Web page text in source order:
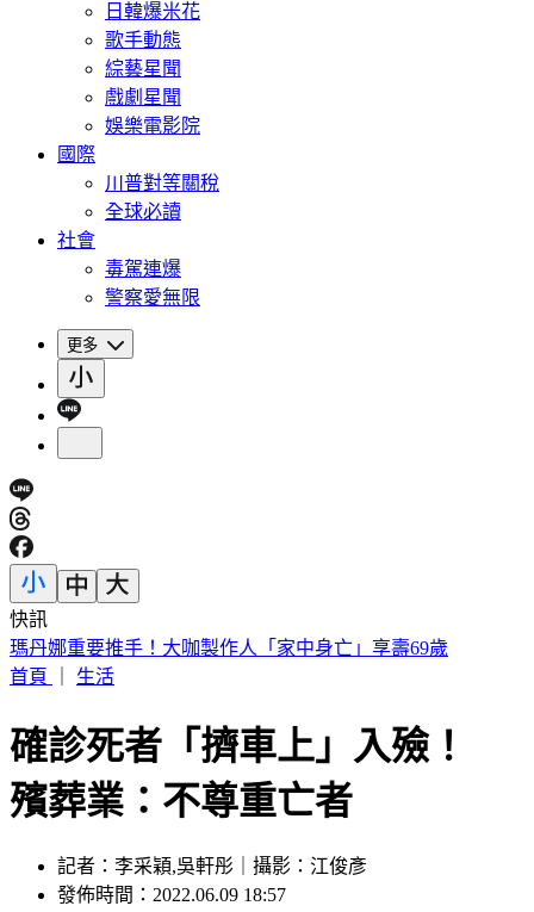
日韓爆米花
歌手動態
綜藝星聞
戲劇星聞
娛樂電影院
國際
川普對等關稅
全球必讀
社會
毒駕連爆
警察愛無限
更多
快訊
解散27年！阿妹妹無預警合體 驚人現況曝光
首頁
生活
確診死者「擠車上」入殮！
殯葬業：不尊重亡者
記者：李采穎,吳軒彤｜攝影：江俊彥
發佈時間：2022.06.09 18:57